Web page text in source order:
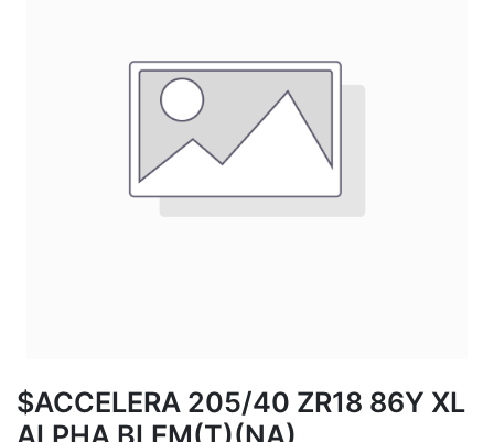
$ACCELERA 205/40 ZR18 86Y XL
ALPHA BLEM(T)(NA)